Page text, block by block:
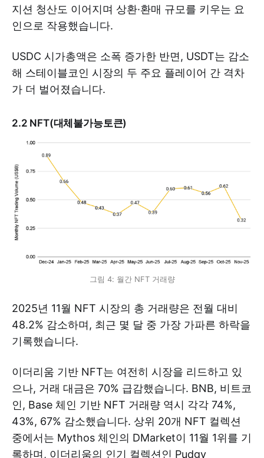
지션 청산도 이어지며 상환·환매 규모를 키우는 요
인으로 작용했습니다.
USDC 시가총액은 소폭 증가한 반면, USDT는 감소
해 스테이블코인 시장의 두 주요 플레이어 간 격차
가 더 벌어졌습니다.
2.2 NFT(대체불가능토큰)
그림 4: 월간 NFT 거래량
2025년 11월 NFT 시장의 총 거래량은 전월 대비
48.2% 감소하며, 최근 몇 달 중 가장 가파른 하락을
기록했습니다.
이더리움 기반 NFT는 여전히 시장을 리드하고 있
으나, 거래 대금은 70% 급감했습니다. BNB, 비트코
인, Base 체인 기반 NFT 거래량 역시 각각 74%,
43%, 67% 감소했습니다. 상위 20개 NFT 컬렉션
중에서는 Mythos 체인의 DMarket이 11월 1위를 기
록하며, 이더리움의 인기 컬렉션인 Pudgy